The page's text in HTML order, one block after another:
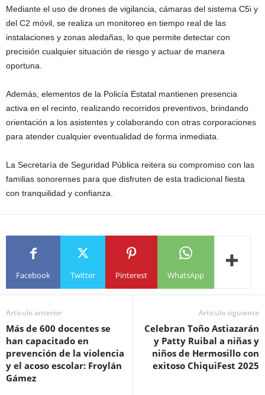
Mediante el uso de drones de vigilancia, cámaras del sistema C5i y
del C2 móvil, se realiza un monitoreo en tiempo real de las
instalaciones y zonas aledañas, lo que permite detectar con
precisión cualquier situación de riesgo y actuar de manera
oportuna.
Además, elementos de la Policía Estatal mantienen presencia
activa en el recinto, realizando recorridos preventivos, brindando
orientación a los asistentes y colaborando con otras corporaciones
para atender cualquier eventualidad de forma inmediata.
La Secretaría de Seguridad Pública reitera su compromiso con las
familias sonorenses para que disfruten de esta tradicional fiesta
con tranquilidad y confianza.
Facebook Twitter Pinterest WhatsApp
Artículo anterior
Más de 600 docentes se
han capacitado en
prevención de la violencia
y el acoso escolar: Froylán
Gámez
Artículo siguiente
Celebran Toño Astiazarán
y Patty Ruibal a niñas y
niños de Hermosillo con
exitoso ChiquiFest 2025